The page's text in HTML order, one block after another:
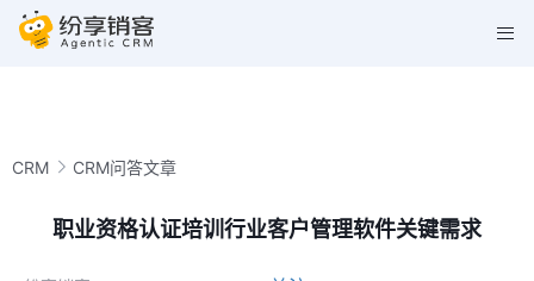
CRM CRM问答文章
职业资格认证培训行业客户管理软件关键需求